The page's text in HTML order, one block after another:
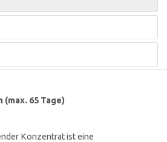
(max. 65 Tage)
Konzentrat ist eine